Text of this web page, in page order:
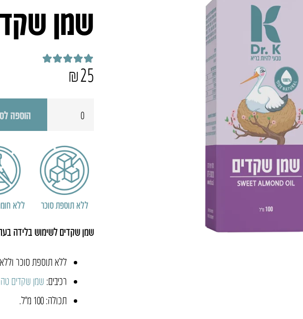
שמן
דורג5.00
₪25
שקדים
הוספה
ללא תוספת סוכר ללא
שמן שקדים לשימוש בלידה
ללא תוספת סוכר
רכיבים: שמן שקדים
תכולה: 100 מ״ל.